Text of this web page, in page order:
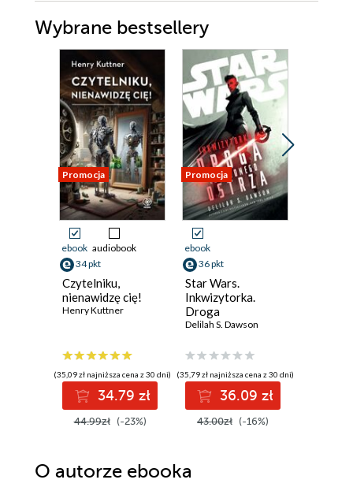
Wybrane bestsellery
Promocja
ebook audiobook
34 pkt
Czytelniku,
nienawidzę cię!
Henry Kuttner
(35,09 zł najniższa cena z 30 dni)
34.79 zł
44.99zł (-23%)
Promocja
ebook
36 pkt
Star Wars.
Inkwizytorka.
Droga
Czerwonego
Delilah S. Dawson
(35,79 zł najniższa cena z 30 dni)
36.09 zł
43.00zł (-16%)
O autorze ebooka